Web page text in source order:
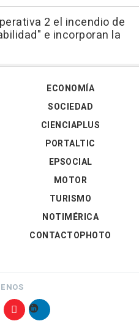
2 el incendio de
e incorporan la
ECONOMÍA
SOCIEDAD
CIENCIAPLUS
PORTALTIC
EPSOCIAL
MOTOR
TURISMO
NOTIMÉRICA
CONTACTOPHOTO